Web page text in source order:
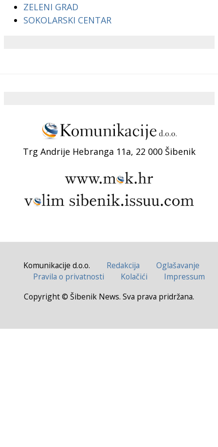
ZELENI GRAD
SOKOLARSKI CENTAR
Trg Andrije Hebranga 11a, 22 000 Šibenik
Komunikacije d.o.o. Redakcija
Oglašavanje
Pravila o privatnosti
Kolačići
Impressum
Copyright © Šibenik News. Sva prava pridržana.